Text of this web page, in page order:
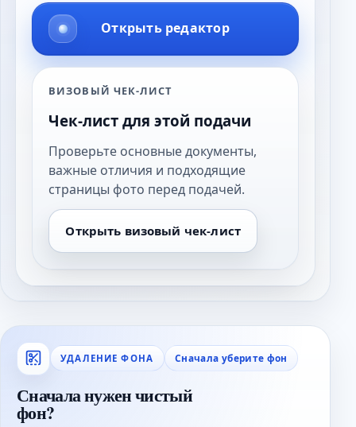
Открыть редактор
ВИЗОВЫЙ ЧЕК-ЛИСТ
Чек-лист для этой подачи
Проверьте основные документы,
важные отличия и подходящие
страницы фото перед подачей.
Открыть визовый чек-лист
УДАЛЕНИЕ ФОНА Сначала уберите фон
Сначала нужен чистый
фон?